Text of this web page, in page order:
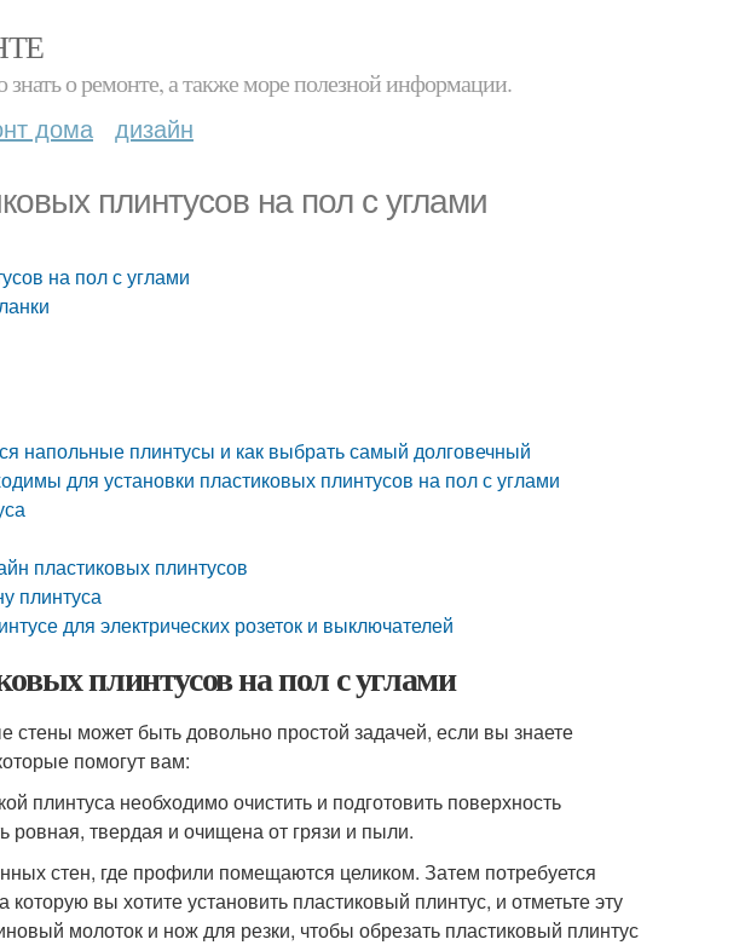
знать о ремонте, а также море полезной информации.
дома дизайн
плинтусов на пол с углами
на пол с углами
напольные плинтусы и как выбрать самый долговечный
для установки пластиковых плинтусов на пол с углами
пластиковых плинтусов
плинтуса
для электрических розеток и выключателей
плинтусов на пол с углами
стены может быть довольно простой задачей, если вы знаете
помогут вам:
плинтуса необходимо очистить и подготовить поверхность
ровная, твердая и очищена от грязи и пыли.
стен, где профили помещаются целиком. Затем потребуется
вы хотите установить пластиковый плинтус, и отметьте эту
молоток и нож для резки, чтобы обрезать пластиковый плинтус